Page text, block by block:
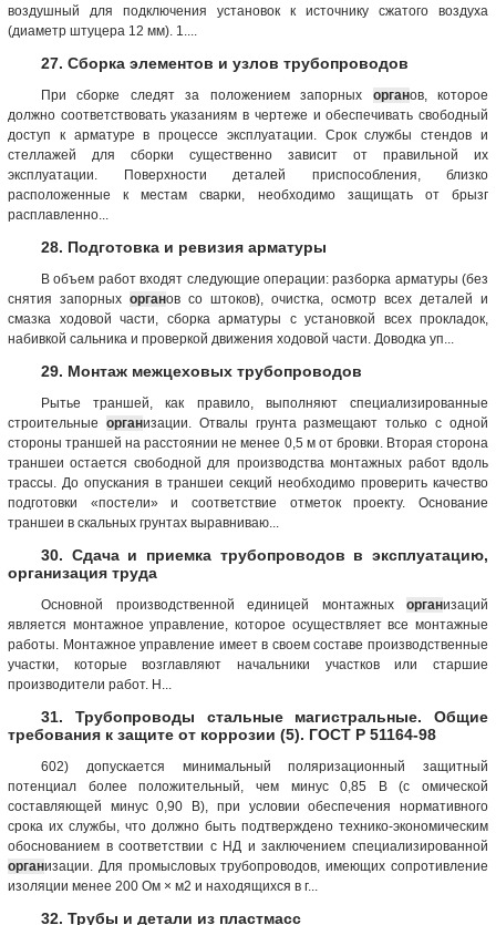
воздушный для подключения установок к источнику сжатого воздуха
(диаметр штуцера 12 мм). 1....
27. Сборка элементов и узлов трубопроводов
При сборке следят за положением запорных органов, которое
должно соответствовать указаниям в чертеже и обеспечивать свободный
доступ к арматуре в процессе эксплуатации. Срок службы стендов и
стеллажей для сборки существенно зависит от правильной их
эксплуатации. Поверхности деталей приспособления, близко
расположенные к местам сварки, необходимо защищать от брызг
расплавленно...
28. Подготовка и ревизия арматуры
В объем работ входят следующие операции: разборка арматуры (без
снятия запорных органов со штоков), очистка, осмотр всех деталей и
смазка ходовой части, сборка арматуры с установкой всех прокладок,
набивкой сальника и проверкой движения ходовой части. Доводка уп...
29. Монтаж межцеховых трубопроводов
Рытье траншей, как правило, выполняют специализированные
строительные организации. Отвалы грунта размещают только с одной
стороны траншей на расстоянии не менее 0,5 м от бровки. Вторая сторона
траншеи остается свободной для производства монтажных работ вдоль
трассы. До опускания в траншеи секций необходимо проверить качество
подготовки «постели» и соответствие отметок проекту. Основание
траншеи в скальных грунтах выравниваю...
30. Сдача и приемка трубопроводов в эксплуатацию,
организация труда
Основной производственной единицей монтажных организаций
является монтажное управление, которое осуществляет все монтажные
работы. Монтажное управление имеет в своем составе производственные
участки, которые возглавляют начальники участков или старшие
производители работ. Н...
31. Трубопроводы стальные магистральные. Общие
требования к защите от коррозии (5). ГОСТ Р 51164-98
602) допускается минимальный поляризационный защитный
потенциал более положительный, чем минус 0,85 В (с омической
составляющей минус 0,90 В), при условии обеспечения нормативного
срока их службы, что должно быть подтверждено технико-экономическим
обоснованием в соответствии с НД и заключением специализированной
организации. Для промысловых трубопроводов, имеющих сопротивление
изоляции менее 200 Ом × м2 и находящихся в г...
32. Трубы и детали из пластмасс